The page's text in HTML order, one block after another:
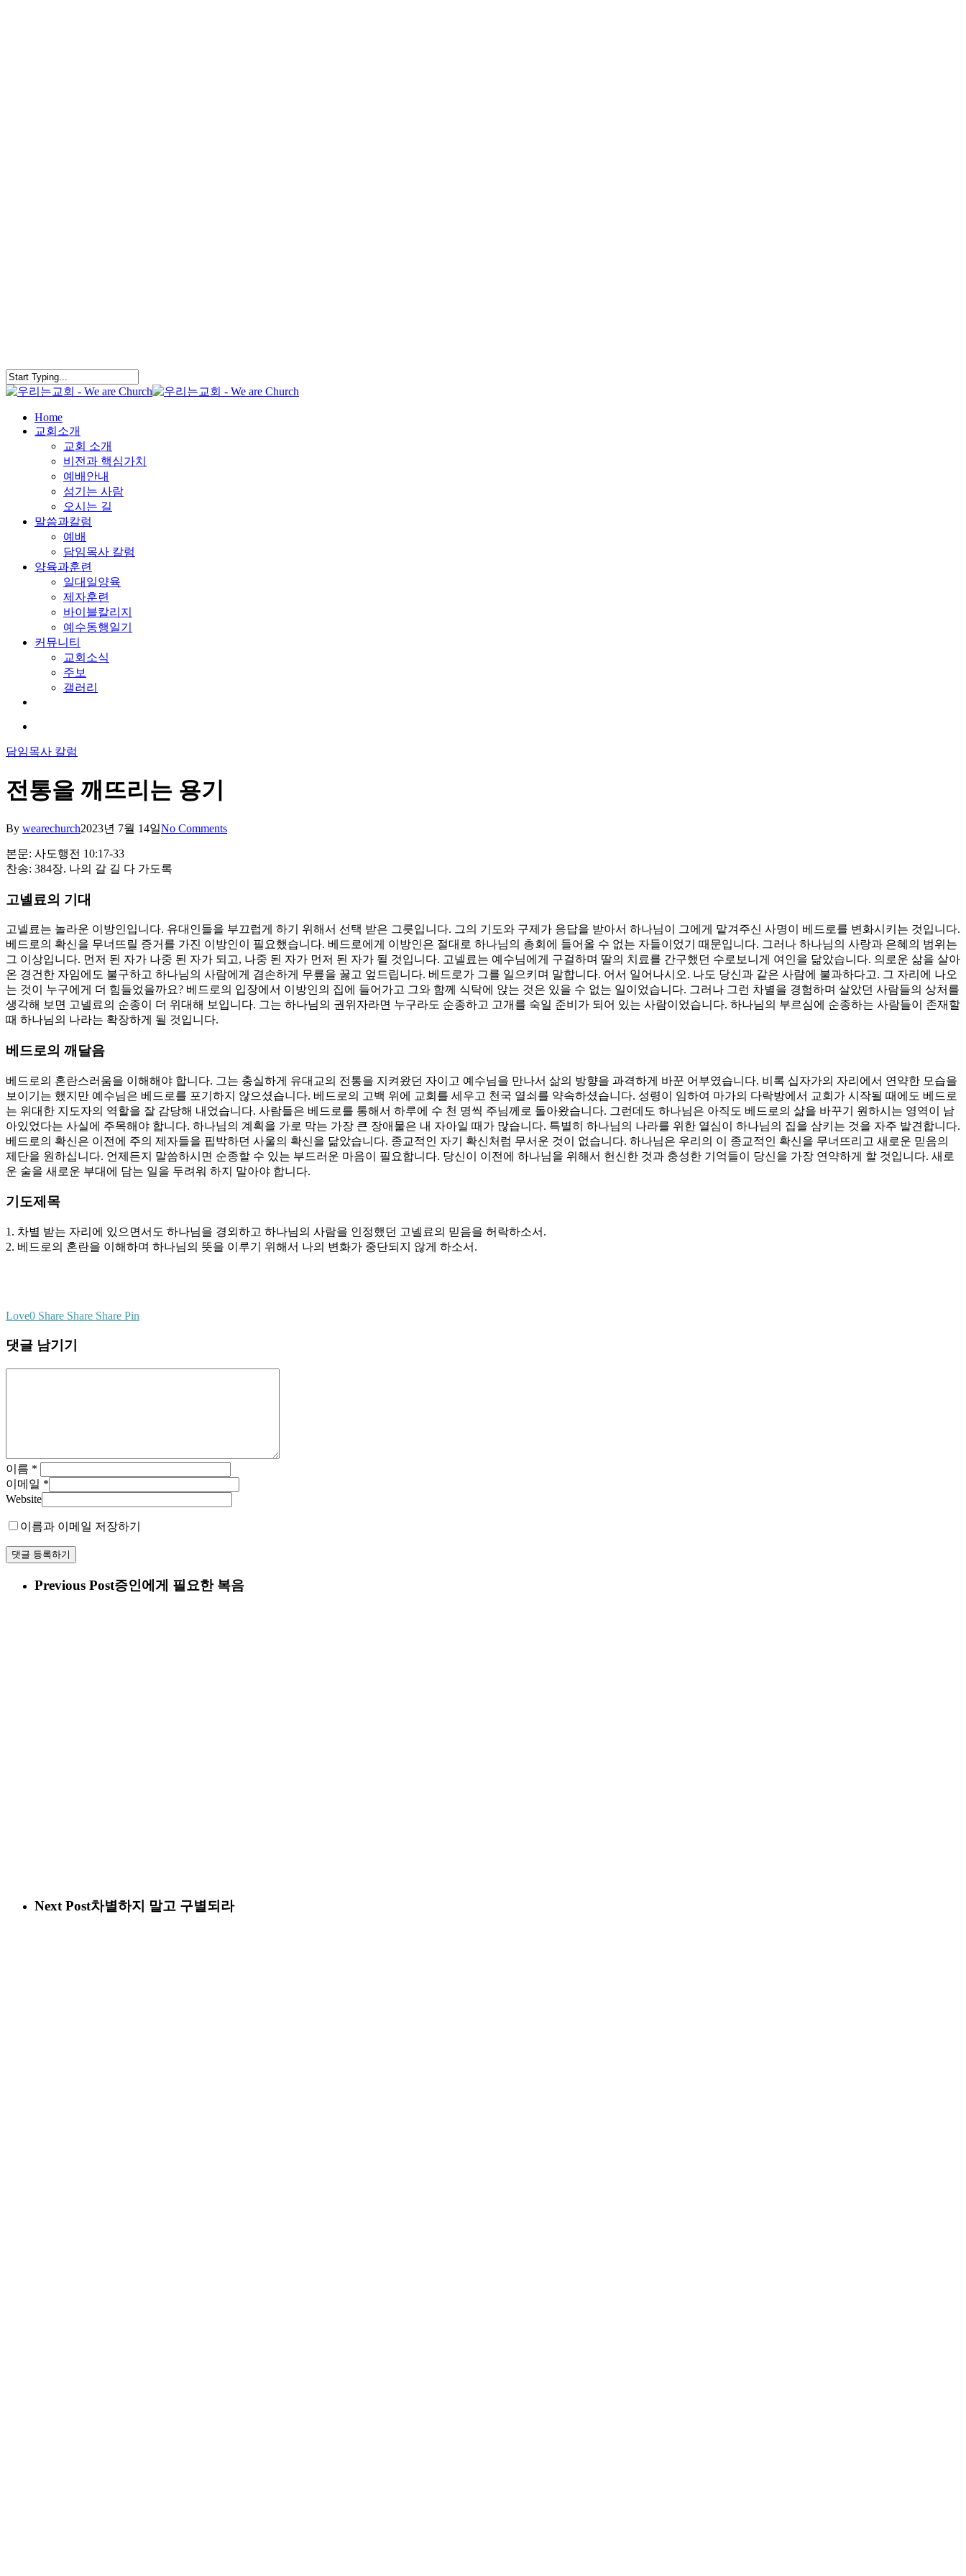
search
Menu
Home
교회소개
교회 소개
비전과 핵심가치
예배안내
섬기는 사람
오시는 길
말씀과칼럼
예배
담임목사 칼럼
양육과훈련
일대일양육
제자훈련
바이블칼리지
예수동행일기
커뮤니티
교회소식
주보
갤러리
담임목사 칼럼
전통을 깨뜨리는 용기
By wearechurch2023년 7월 14일No Comments
본문: 사도행전 10:17-33
찬송: 384장. 나의 갈 길 다 가도록
고넬료의 기대
고넬료는 놀라운 이방인입니다. 유대인들을 부끄럽게 하기 위해서 선택 받은 그릇입니다. 그의 기도와 구제가 응답을 받아서 하나님이 그에게 맡겨주신 사명이 베드로를 변화시키는 것입니다.
베드로의 확신을 무너뜨릴 증거를 가진 이방인이 필요했습니다. 베드로에게 이방인은 절대로 하나님의 총회에 들어올 수 없는 자들이었기 때문입니다. 그러나 하나님의 사랑과 은혜의 범위는
그 이상입니다. 먼저 된 자가 나중 된 자가 되고, 나중 된 자가 먼저 된 자가 될 것입니다. 고넬료는 예수님에게 구걸하며 딸의 치료를 간구했던 수로보니게 여인을 닮았습니다. 의로운 삶을 살아
온 경건한 자임에도 불구하고 하나님의 사람에게 겸손하게 무릎을 꿇고 엎드립니다. 베드로가 그를 일으키며 말합니다. 어서 일어나시오. 나도 당신과 같은 사람에 불과하다고. 그 자리에 나오
는 것이 누구에게 더 힘들었을까요? 베드로의 입장에서 이방인의 집에 들어가고 그와 함께 식탁에 앉는 것은 있을 수 없는 일이었습니다. 그러나 그런 차별을 경험하며 살았던 사람들의 상처를
생각해 보면 고넬료의 순종이 더 위대해 보입니다. 그는 하나님의 권위자라면 누구라도 순종하고 고개를 숙일 준비가 되어 있는 사람이었습니다. 하나님의 부르심에 순종하는 사람들이 존재할
때 하나님의 나라는 확장하게 될 것입니다.
베드로의 깨달음
베드로의 혼란스러움을 이해해야 합니다. 그는 충실하게 유대교의 전통을 지켜왔던 자이고 예수님을 만나서 삶의 방향을 과격하게 바꾼 어부였습니다. 비록 십자가의 자리에서 연약한 모습을
보이기는 했지만 예수님은 베드로를 포기하지 않으셨습니다. 베드로의 고백 위에 교회를 세우고 천국 열쇠를 약속하셨습니다. 성령이 임하여 마가의 다락방에서 교회가 시작될 때에도 베드로
는 위대한 지도자의 역할을 잘 감당해 내었습니다. 사람들은 베드로를 통해서 하루에 수 천 명씩 주님께로 돌아왔습니다. 그런데도 하나님은 아직도 베드로의 삶을 바꾸기 원하시는 영역이 남
아있었다는 사실에 주목해야 합니다. 하나님의 계획을 가로 막는 가장 큰 장애물은 내 자아일 때가 많습니다. 특별히 하나님의 나라를 위한 열심이 하나님의 집을 삼키는 것을 자주 발견합니다.
베드로의 확신은 이전에 주의 제자들을 핍박하던 사울의 확신을 닮았습니다. 종교적인 자기 확신처럼 무서운 것이 없습니다. 하나님은 우리의 이 종교적인 확신을 무너뜨리고 새로운 믿음의
제단을 원하십니다. 언제든지 말씀하시면 순종할 수 있는 부드러운 마음이 필요합니다. 당신이 이전에 하나님을 위해서 헌신한 것과 충성한 기억들이 당신을 가장 연약하게 할 것입니다. 새로
운 술을 새로운 부대에 담는 일을 두려워 하지 말아야 합니다.
기도제목
1. 차별 받는 자리에 있으면서도 하나님을 경외하고 하나님의 사람을 인정했던 고넬료의 믿음을 허락하소서.
2. 베드로의 혼란을 이해하며 하나님의 뜻을 이루기 위해서 나의 변화가 중단되지 않게 하소서.
Love0 Share Share Share Pin
댓글 남기기
이름 *
이메일 *
Website
이름과 이메일 저장하기
Previous Post증인에게 필요한 복음
Next Post차별하지 말고 구별되라